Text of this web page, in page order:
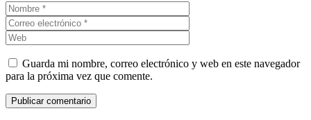
Nombre
electrónico
Guarda mi nombre, correo electrónico y web en este navegador
para la próxima vez que comente.